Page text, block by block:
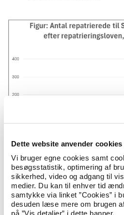
Dette website anvender cookies
Vi bruger egne cookies samt
besøgsstatistik, optimering af
sikkerhed, video og adgang til
medier. Du kan til enhver tid
samtykke via linket ”Cookies” i
desuden læse mere om brugen
på ”Vis detaljer” i dette banner.
Figur: Antal repatrierede til Syrien med
2025*
Anm: Data omfatter perioden januar-
Anm.: Tidspunktet for registrering angiver
kommune indberetter repatriering til Dansk
Anm.: Der kan forekomme efterregistreringer.
Kilde: Dansk Flygtningehjælp på baggrund af